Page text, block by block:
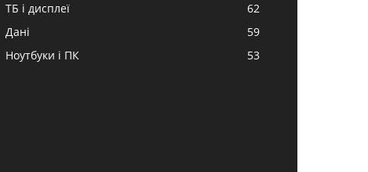
ТБ і дисплеї
62
Дані
59
Ноутбуки і ПК
53